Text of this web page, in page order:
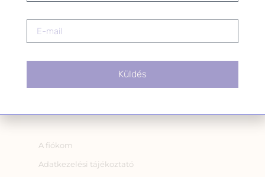
linkre kattintva.
A fiókom
Adatkezelési tájékoztató
Küldés